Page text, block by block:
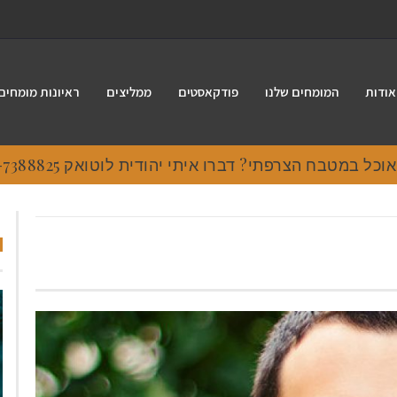
אודות המומחים שלנו פודקאסטים ממליצים ראיונות
במטבח הצרפתי? דברו איתי יהודית לוטואק 054-7388825.